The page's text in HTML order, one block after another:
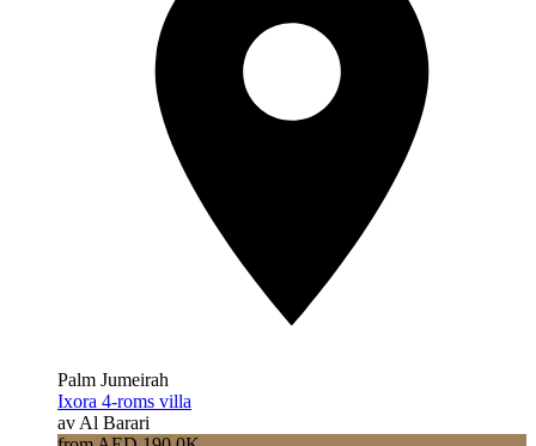
Palm Jumeirah
Ixora 4-roms villa
av Al Barari